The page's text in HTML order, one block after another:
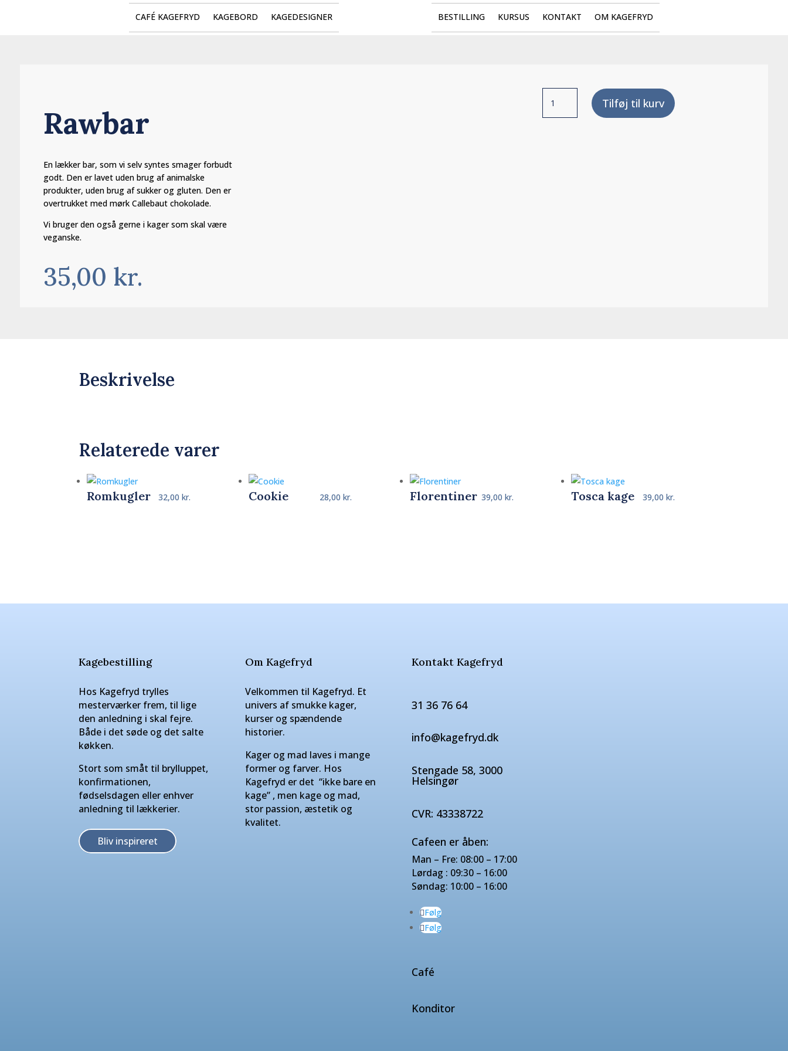
CAFÉ KAGEFRYD KAGEBORD KAGEDESIGNER BESTILLING KURSUS KONTAKT OM KAGEFRYD
Rawbar
En lækker bar, som vi selv syntes smager forbudt
godt. Den er lavet uden brug af animalske
produkter, uden brug af sukker og gluten. Den er
overtrukket med mørk Callebaut chokolade.
Vi bruger den også gerne i kager som skal være
veganske.
35,00 kr.
antal
Tilføj til kurv
Beskrivelse
Relaterede varer
Romkugler 32,00 kr. Cookie 28,00kr. Florentiner 39,00 kr. Tosca kage 39,00 kr.
Kagebestilling
Hos Kagefryd trylles
mesterværker frem, til lige
den anledning i skal fejre.
Både i det søde og det salte
køkken.
Stort som småt til brylluppet,
konfirmationen,
fødselsdagen eller enhver
anledning til lækkerier.
Bliv inspireret
Om Kagefryd
Velkommen til Kagefryd. Et
univers af smukke kager,
kurser og spændende
historier.
Kager og mad laves i mange
former og farver. Hos
Kagefryd er det “ikke bare en
kage” , men kage og mad,
stor passion, æstetik og
kvalitet.
Kontakt Kagefryd
31 36 76 64
info@kagefryd.dk
Stengade 58, 3000
Helsingør
CVR: 43338722
Cafeen er åben:
Man – Fre: 08:00 – 17:00
Lørdag : 09:30 – 16:00
Søndag: 10:00 – 16:00
Følg
Følg
Café
Konditor